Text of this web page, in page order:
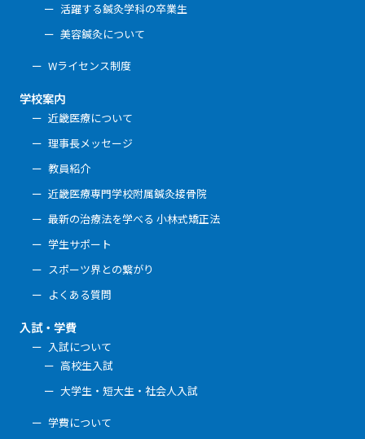
活躍する鍼灸学科の卒業生
美容鍼灸について
Wライセンス制度
学校案内
近畿医療について
理事長メッセージ
教員紹介
近畿医療専門学校附属鍼灸接骨院
最新の治療法を学べる 小林式矯正法
学生サポート
スポーツ界との繋がり
よくある質問
入試・学費
入試について
高校生入試
大学生・短大生・社会人入試
学費について